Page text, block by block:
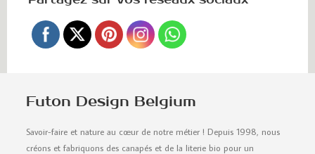
Futon Design Belgium
Savoir-faire et nature au cœur de notre métier ! Depuis 1998, nous
créons et fabriquons des canapés et de la literie bio pour un